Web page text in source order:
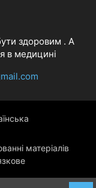
здоровим . А
в медицині
матеріалів